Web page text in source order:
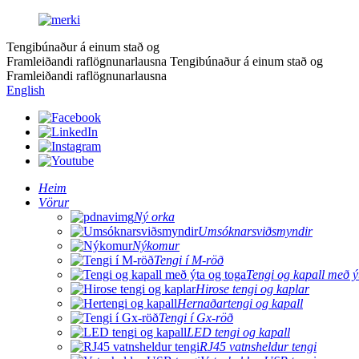
Tengibúnaður á einum stað og
Framleiðandi raflögnunarlausna Tengibúnaður á einum stað og
Framleiðandi raflögnunarlausna
English
Heim
Vörur
Ný orka
Umsóknarsviðsmyndir
Nýkomur
Tengi í M-röð
Tengi og kapall með
Hirose tengi og kaplar
Hernaðartengi og kapall
Tengi í Gx-röð
LED tengi og kapall
RJ45 vatnsheldur tengi